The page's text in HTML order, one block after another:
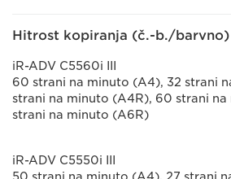
Hitrost kopiranja (č.-b./barvno)
iR-ADV C5560i III
60 strani na minuto (A4), 32 strani
strani na minuto (A4R), 60 strani
strani na minuto (A6R)
iR-ADV C5550i III